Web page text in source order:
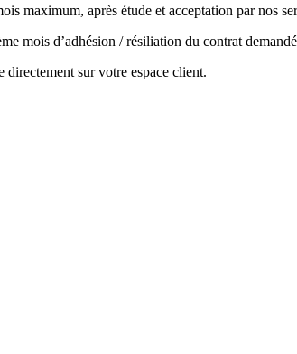
maximum, après étude et acceptation par nos
mois d’adhésion / résiliation du contrat
sur votre espace client.